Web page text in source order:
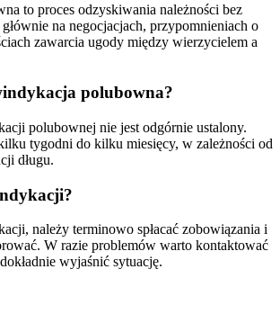
to proces odzyskiwania należności bez
głównie na negocjacjach, przypomnieniach o
zawarcia ugody między wierzycielem a
polubowna?
polubownej nie jest odgórnie ustalony.
tygodni do kilku miesięcy, w zależności od
długu.
należy terminowo spłacać zobowiązania i
W razie problemów warto kontaktować
wyjaśnić sytuację.